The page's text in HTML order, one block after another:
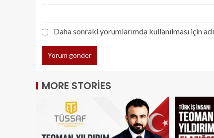
Daha sonraki yorumlarımda kullanılması için
MORE STORIES